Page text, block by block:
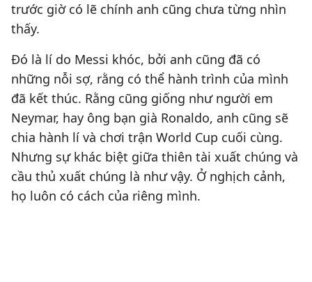
trước giờ có lẽ chính anh cũng chưa từng nhìn
thấy.
Đó là lí do Messi khóc, bởi anh cũng đã có
những nỗi sợ, rằng có thể hành trình của mình
đã kết thúc. Rằng cũng giống như người em
Neymar, hay ông bạn già Ronaldo, anh cũng sẽ
chia hành lí và chơi trận World Cup cuối cùng.
Nhưng sự khác biệt giữa thiên tài xuất chúng và
cầu thủ xuất chúng là như vậy. Ở nghịch cảnh,
họ luôn có cách của riêng mình.